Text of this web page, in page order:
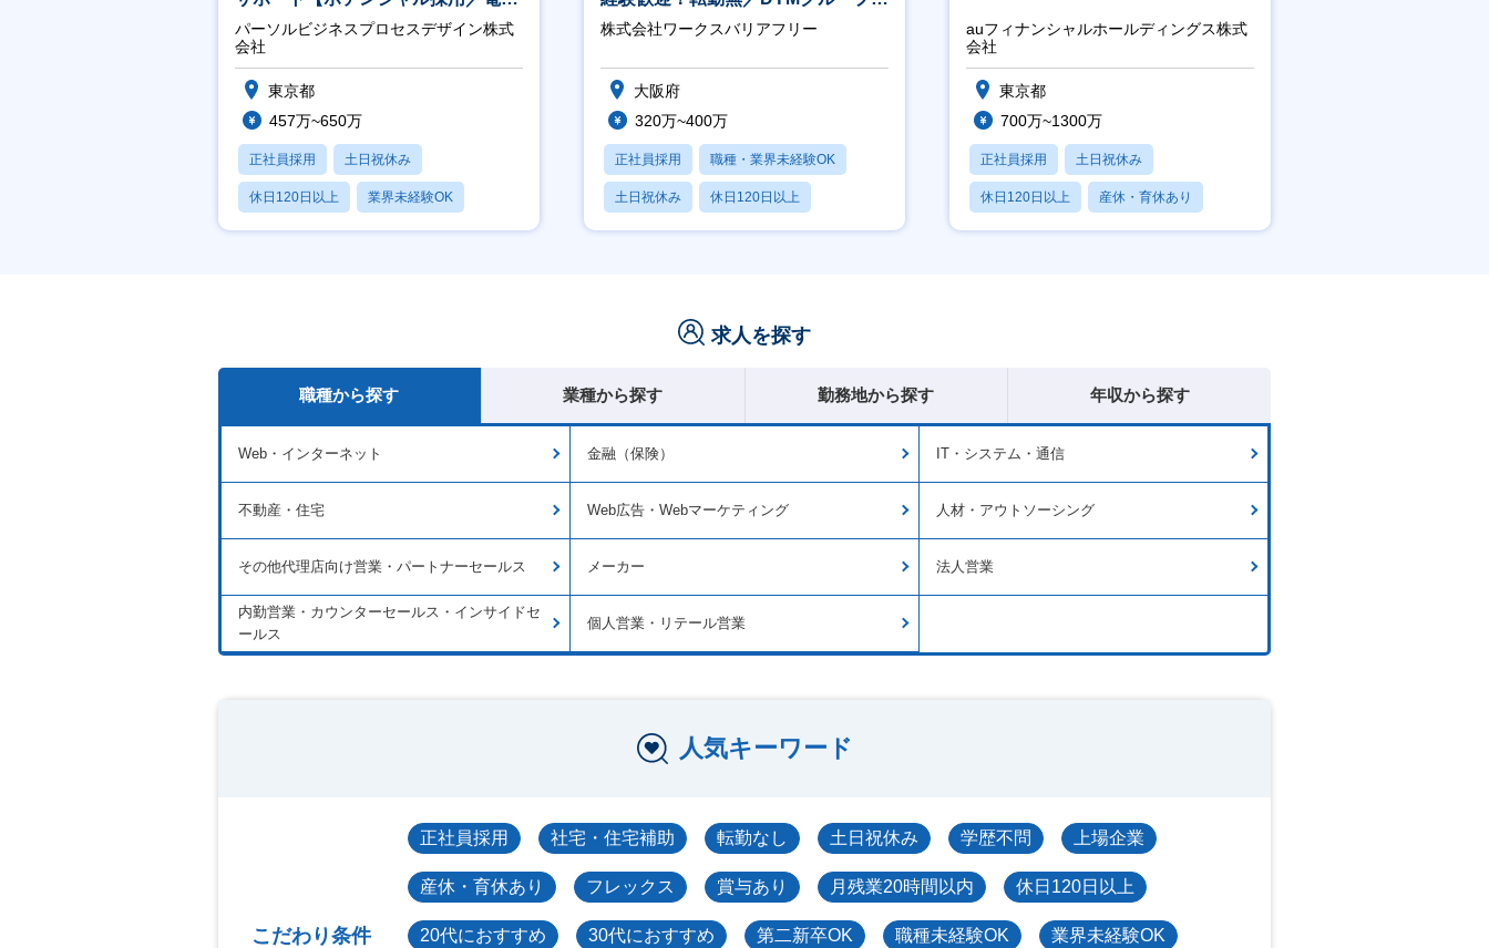
力・ガス等の民間向けプロジェクト
推進】
パーソルビジネスプロセスデザイン株式
会社
東京都
457万~650万
正社員採用 土日祝休み
休日120日以上 業界未経験OK
産休・育休あり
ホスピタリティ高い方歓迎／土日
祝】
株式会社ワークスバリアフリー
大阪府
320万~400万
正社員採用 職種・業界未経験OK
土日祝休み 休日120日以上
産休・育休あり
auフィナンシャルホールディングス株式
会社
東京都
700万~1300万
正社員採用 土日祝休み
休日120日以上 産休・育休あり
賞与あり
求人を探す
職種から探す 業種から探す 勤務地から探す 年収から探す
Web・インターネット 金融（保険） IT・システム・通信
不動産・住宅 Web広告・Webマーケティング 人材・アウトソーシング
その他代理店向け営業・パートナーセールス メーカー 法人営業
内勤営業・カウンターセールス・インサイドセ
ールス
個人営業・リテール営業
人気キーワード
こだわり条件
正社員採用 社宅・住宅補助 転勤なし 土日祝休み 学歴不問 上場企業
産休・育休あり フレックス 賞与あり 月残業20時間以内 休日120日以上
20代におすすめ 30代におすすめ 第二新卒OK 職種未経験OK 業界未経験OK